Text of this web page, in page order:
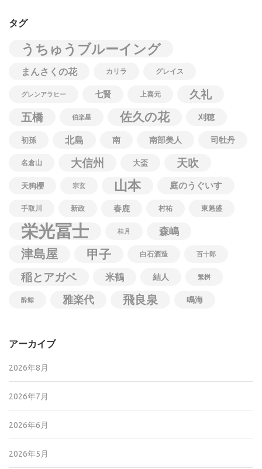
タグ
うちゅうブルーイング
まんさくの花 カリラ グレイス
グレンアラヒー 七賢 上喜元
久礼
五橋
伯楽星 佐久の花 刈穂
初孫 北島 南 南部美人 司牡丹
名倉山 大信州 大盃 天吹
天狗櫻 宗玄 山本 庭のうぐいす
手取川 新政 春鹿 村祐 東魁盛
栄光冨士 桂月 森嶋
津島屋 甲子 白石酒造 百十郎
稲とアガベ 米鶴 結人 繁桝
酔鯨 雅楽代 飛良泉 鳴海
アーカイブ
2026年8月
2026年7月
2026年6月
2026年5月